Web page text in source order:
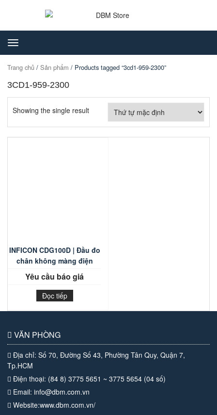
Toggle
navigation
Trang chủ / Sản phẩm / Products tagged “3cd1-959-2300”
3CD1-959-2300
Showing the single result
INFICON CDG100D | Đầu đo
chân không màng điện
dung
Yêu cầu báo giá
Đọc tiếp
VĂN PHÒNG
Địa chỉ: Số 70, Đường Số 43, Phường Tân Quy, Quận 7,
Tp.HCM
Điện thoại: (84 8) 3775 5651 ~ 3775 5654 (04 số)
Email: info@dbm.com.vn
Website:www.dbm.com.vn/